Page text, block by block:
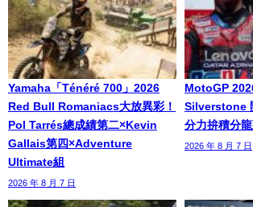
Yamaha「Ténéré 700」2026
Red Bull Romaniacs大放異彩！
Pol Tarrés總成績第二×Kevin
Gallais第四×Adventure
Ultimate組
2026 年 8 月 7 日
MotoGP
Silverstone
分力拚積分
2026 年 8 月 7 日